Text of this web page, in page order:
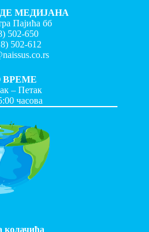
МЕДИЈАНА
Пајића бб
502-650
502-612
ВРЕМЕ
– Петак
часова
колачића